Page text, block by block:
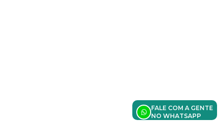
FALE COM A GENTE
NO WHATSAPP